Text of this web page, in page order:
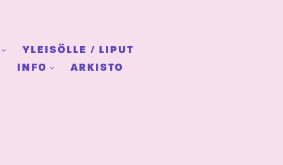
YLEISÖLLE / LIPUT
INFO ARKISTO